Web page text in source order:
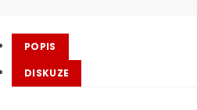
POPIS
DISKUZE